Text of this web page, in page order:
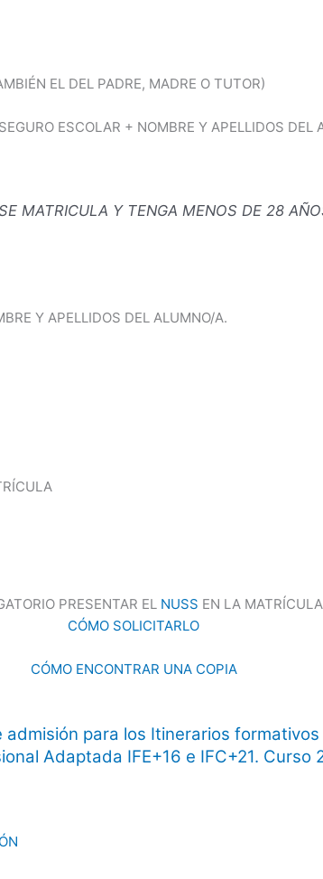
EL DEL PADRE, MADRE O TUTOR)
ESCOLAR + NOMBRE Y APELLIDOS DEL
MATRICULA Y TENGA MENOS DE 28
Y APELLIDOS DEL ALUMNO/A.
PRESENTAR EL NUSS EN LA MATRÍCULA
CÓMO SOLICITARLO
CÓMO ENCONTRAR UNA COPIA
admisión para los Itinerarios formativos
Adaptada IFE+16 e IFC+21. Curso